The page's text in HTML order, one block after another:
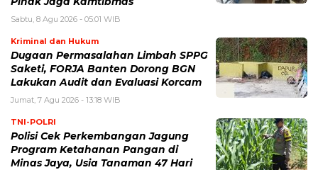
Sabtu, 8 Agu 2026 - 05:01 WIB
Kriminal dan Hukum
Dugaan Permasalahan Limbah SPPG
Saketi, FORJA Banten Dorong BGN
Lakukan Audit dan Evaluasi Korcam
Jumat, 7 Agu 2026 - 13:18 WIB
TNI-POLRI
Polisi Cek Perkembangan Jagung
Program Ketahanan Pangan di
Minas Jaya, Usia Tanaman 47 Hari